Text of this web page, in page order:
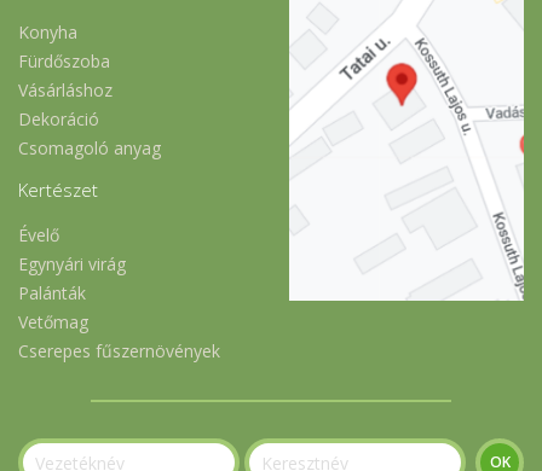
Konyha
Fürdőszoba
Vásárláshoz
Dekoráció
Csomagoló anyag
Kertészet
Évelő
Egynyári virág
Palánták
Vetőmag
Cserepes fűszernövények